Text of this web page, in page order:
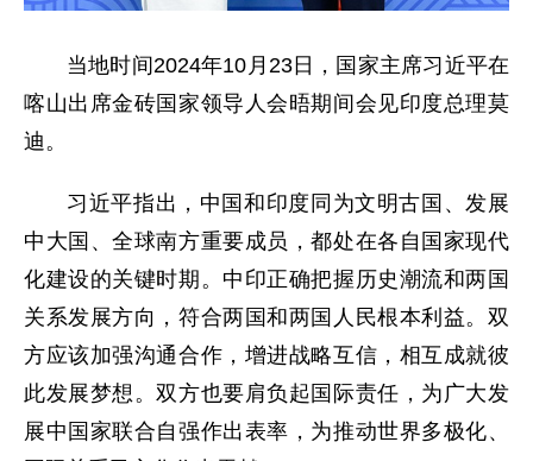
当地时间2024年10月23日，国家主席习近平在
喀山出席金砖国家领导人会晤期间会见印度总理莫
迪。
习近平指出，中国和印度同为文明古国、发展
中大国、全球南方重要成员，都处在各自国家现代
化建设的关键时期。中印正确把握历史潮流和两国
关系发展方向，符合两国和两国人民根本利益。双
方应该加强沟通合作，增进战略互信，相互成就彼
此发展梦想。双方也要肩负起国际责任，为广大发
展中国家联合自强作出表率，为推动世界多极化、